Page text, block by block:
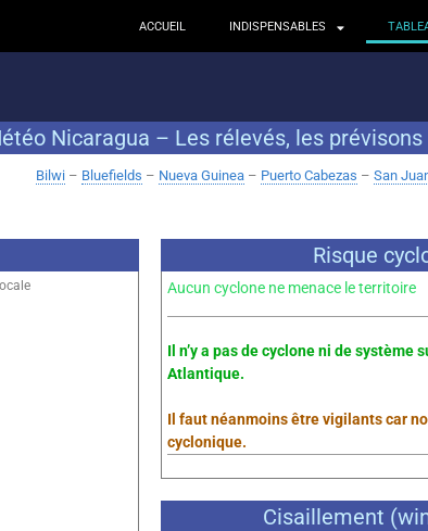
ACCUEIL INDISPENSABLES
Nicaragua – Les rélevés, les
Bilwi – Bluefields – Nueva Guinea – Puerto Cabezas – San
Risque
Aucun cyclone ne menace le territoire
Il n’y a pas de cyclone ni de système
Atlantique.
Il faut néanmoins être vigilants car
cyclonique.
Cisaillement